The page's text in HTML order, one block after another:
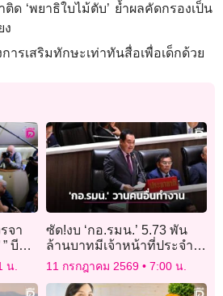
ด ‘พยาธิใบไม้ตับ’ ย้ำผลคัดกรองเป็น
ง
การเสริมทักษะเท่าทันสื่อเพื่อเด็กด้วย
จา
บีบ
มุซ
น.
ซัด!งบ ‘กอ.รมน.’ 5.73 พัน
ล้านบาทมีเจ้าหน้าที่ประจำ
200 คน ‘ใช้เงินนำหน้า วาน
คนอื่นทำงาน’
11 กรกฎาคม 2569 7:00 น.